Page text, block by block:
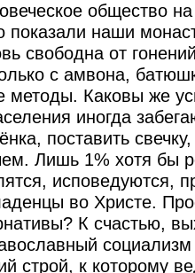
общество
показали наши
свободна от
с амвона,
методы. Каковы же
иногда
поставить
Лишь 1% хотя бы
исповедуются,
во Христе.
К счастью,
строй, к которому